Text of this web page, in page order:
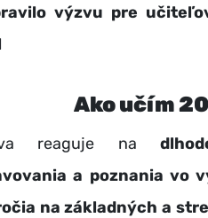
výzvu pre
Ako učím
reaguje na
a poznania vo
na základných a